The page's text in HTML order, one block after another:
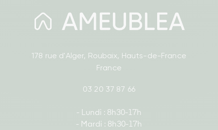
178 rue d'Alger, Roubaix, Hauts-de-France
France
03 20 37 87 66
- Lundi : 8h30-17h
- Mardi : 8h30-17h